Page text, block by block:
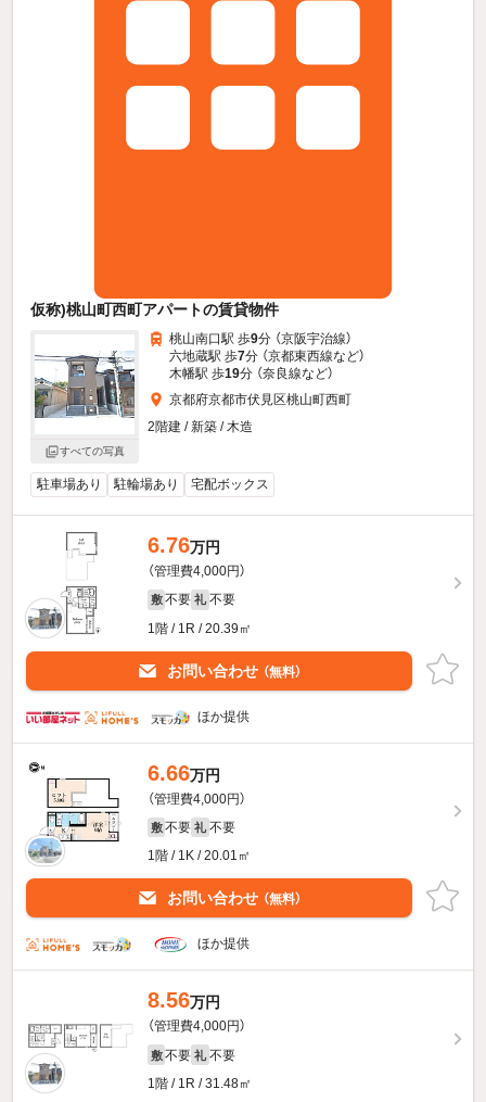
仮称)桃山町西町アパートの賃貸物件
すべての写真
桃山南口駅 歩9分 （京阪宇治線）
六地蔵駅 歩7分 （京都東西線など）
木幡駅 歩19分 （奈良線など）
京都府京都市伏見区桃山町西町
2階建 / 新築 / 木造
駐車場あり 駐輪場あり 宅配ボックス
6.76万円
（管理費4,000円）
敷 不要 礼 不要
1階 / 1R / 20.39㎡
お問い合わせ （無料）
ほか提供
6.66万円
（管理費4,000円）
敷 不要 礼 不要
1階 / 1K / 20.01㎡
お問い合わせ （無料）
ほか提供
8.56万円
（管理費4,000円）
敷 不要 礼 不要
1階 / 1R / 31.48㎡